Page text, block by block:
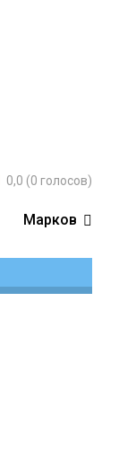
0,0 (0 голосов)
Марков